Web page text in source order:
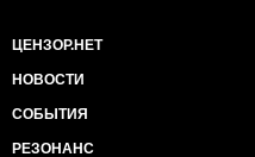
ЦЕНЗОР.НЕТ
НОВОСТИ
СОБЫТИЯ
РЕЗОНАНС